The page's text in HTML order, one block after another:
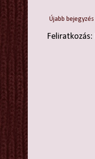
Újabb bejegyzés
Feliratkozás: